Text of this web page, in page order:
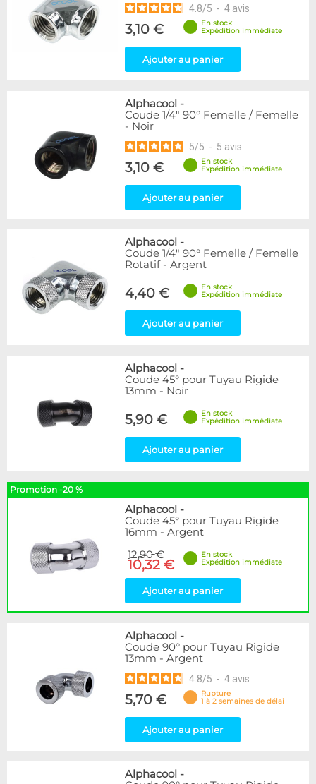
4.8/5 - 4 avis
3,10 €
En stock
Expédition immédiate
Ajouter au panier
Alphacool -
Coude 1/4" 90° Femelle / Femelle
- Noir
5/5 - 5 avis
3,10 €
En stock
Expédition immédiate
Ajouter au panier
Alphacool -
Coude 1/4" 90° Femelle / Femelle
Rotatif - Argent
4,40 €
En stock
Expédition immédiate
Ajouter au panier
Alphacool -
Coude 45° pour Tuyau Rigide
13mm - Noir
5,90 €
En stock
Expédition immédiate
Ajouter au panier
Promotion -20 %
Alphacool -
Coude 45° pour Tuyau Rigide
16mm - Argent
12,90 €
10,32 €
En stock
Expédition immédiate
Ajouter au panier
Alphacool -
Coude 90° pour Tuyau Rigide
13mm - Argent
4.8/5 - 4 avis
5,70 €
Rupture
1 à 2 semaines de délai
Ajouter au panier
Alphacool -